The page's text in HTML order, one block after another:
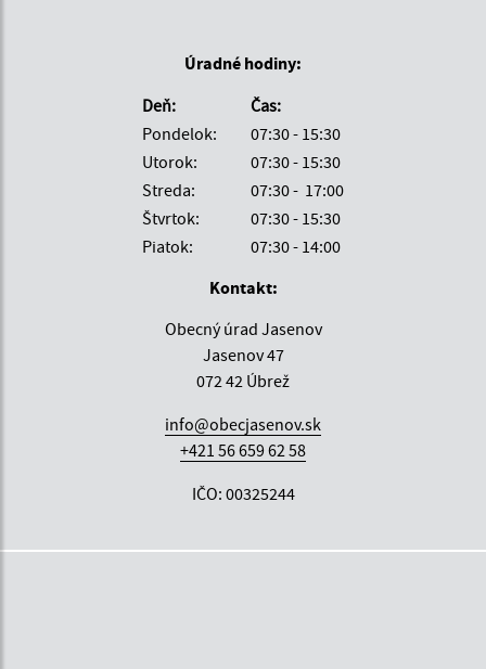
Úradné hodiny:
Deň:
Čas:
Pondelok:
07:30 - 15:30
Utorok:
07:30 - 15:30
Streda:
07:30 - 17:00
Štvrtok:
07:30 - 15:30
Piatok:
07:30 - 14:00
Kontakt:
Obecný úrad Jasenov
Jasenov 47
072 42 Úbrež
info@obecjasenov.sk
+421 56 659 62 58
IČO: 00325244